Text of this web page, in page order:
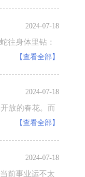
2024-07-18
往身体里钻：
【查看全部】
2024-07-18
放的春花。而
【查看全部】
2024-07-18
前事业运不太